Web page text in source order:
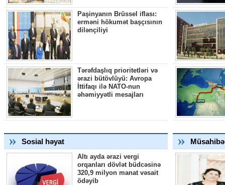
Paşinyanın Brüssel iflası:
erməni hökumət başçısının
dilənçiliyi
Tərəfdaşlıq prioritetləri və
ərazi bütövlüyü: Avropa
İttifaqı ilə NATO-nun
əhəmiyyətli mesajları
Sosial həyat
Altı ayda ərazi vergi
orqanları dövlət büdcəsinə
320,9 milyon manat vəsait
ödəyib
Müsahibə